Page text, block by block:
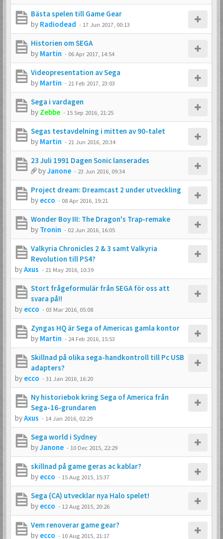
Bästa spelen till Game Gear
by Radiodead - 17 Jun 2017, 00:13
Historien om SEGA
by Martin - 06 Apr 2017, 14:54
Videopresentation av Sega
by Martin - 21 Feb 2017, 23:03
Sega i vardagen
by Zebbe - 15 Sep 2016, 21:25
Segas testavdelning i mitten av 90-talet
by Martin - 21 Jun 2016, 20:34
23 Juli 1991 Dagen Sonic lanserades
byJanone - 23 Jun 2016, 09:34
Project dream: Dreamcast 2 under utveckling
by ecco - 08 Apr 2016, 19:21
Wonder Boy III: The Dragon's Trap-remake
by Tronin - 02 Jun 2016, 16:05
Valkyria Chronicles 2 & 3 samt Valkyria
Revolution till PS4?
byAxus - 21 May 2016, 10:39
Stort frågeformulär från SEGA för oss att
svara på!!
by ecco - 03 Mar 2016, 05:08
Zyngas HQ är Sega of Americas gamla kontor
by Martin - 24 Feb 2016, 15:53
Skillnad på olika sega-handkontroll till Pc USB
adapters?
by ecco -31 Jan 2016, 16:20
Ny historiebok kring Sega of America från
Sega-16-grundaren
byAxus - 14 Jan 2016, 02:29
Sega world i Sydney
byJanone - 10 Dec 2015, 22:29
skillnad på game geras ac kablar?
by ecco - 15 Aug 2015, 15:37
Sega (CA) utvecklar nya Halo spelet!
by ecco - 12 Aug 2015, 20:26
Vem renoverar game gear?
by ecco - 10 Aug 2015, 21:17